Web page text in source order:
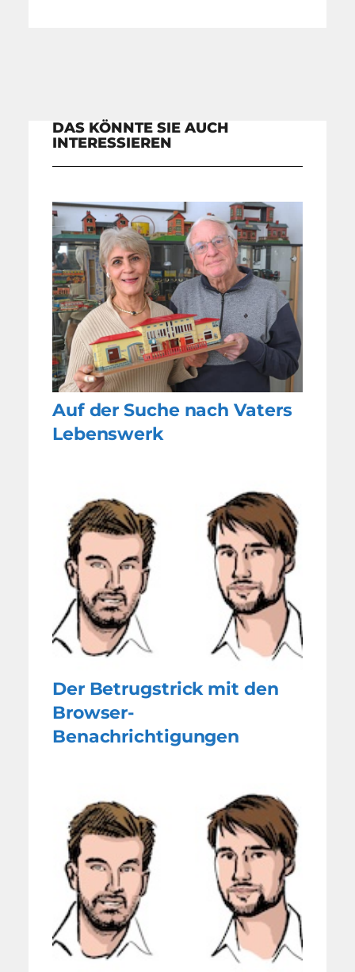
DAS KÖNNTE SIE AUCH
INTERESSIEREN
Auf der Suche nach Vaters
Lebenswerk
Der Betrugstrick mit den
Browser-
Benachrichtigungen